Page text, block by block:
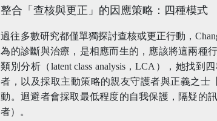
整合「查核與更正」的因應策略：四種模式
過往多數研究都僅單獨探討查核或更正行動，
為的診斷與治療，是相應而生的，應該將這兩種
類別分析（latent class analysis，LCA），她找
者，以及採取主動策略的親友守護者與正義之士
動。迴避者會採取最低程度的自我保護，隔疑的
者）。